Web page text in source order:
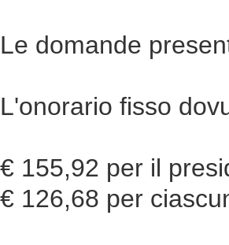
Le domande
L'onorario fisso
€ 155,92 per il
€ 126,68 per